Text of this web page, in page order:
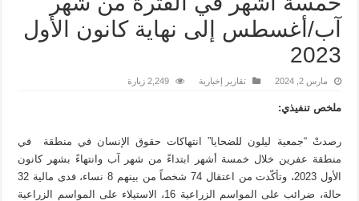
آب/أغسطس إلى نهاية كانون الأول
2023
مارس 2, 2024 تقارير إخبارية 2,249 زيارة
ملخص تنفيذي:
رصدتْ “جمعية ليلون للضحايا” انتهاكات حقوق الإنسان في منطقة في
منطقة عفرين خلال خمسة أشهر ابتداءً من شهر آب وانتهاءً بشهر كانون
الأول 2023، وتأكّدت من اعتقال 74 شخصاً من بينهم 8 نساء، فدى مالية 32
حالة، ضرائب على المواسم الزراعية 16، الاستيلاء على المواسم الزراعية